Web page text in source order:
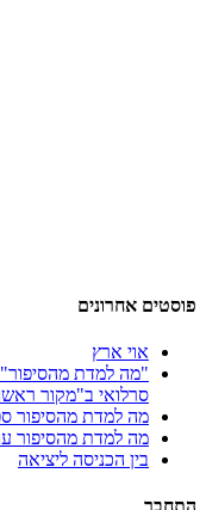
פוסטים אחרונים
אוי ארץ
סרלואי ב"מקור
מה למדת מהסיפור
מה למדת מהסיפור עם
בין הכניסה ליציאה
התחבר